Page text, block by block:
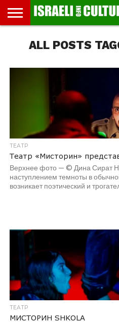
МУЗЕИ
СТРАНА
ФЕСТИВАЛЕЙ
ТЕАТР
КНИГИ.
ТЕКСТЫ
МУЗЫКА
РЕЛИГИЯ/
ИСТОРИЯ
ДВИЖЕНИЕ
ДЕТИ
ВЫХОДНОГО
МАРШРУТЫ
ПРОГУЛЬЩИКА
ВИДЕО-
РЕЧИ
ВПЕЧАТЛЕНИЯ
ВСТРЕЧИ
ИНТЕРВЬЮ
КИНО
TEL
AVIV
ALL POSTS
ТЕАТР
Театр «Мисторин»
Верхнее фото — © Дина Сират
наступлением темноты в
возникает поэтический и
ТЕАТР
МИСТОРИН SHKOLA